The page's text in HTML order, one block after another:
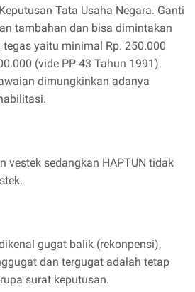
Tata Usaha Negara. Ganti
tambahan dan bisa dimintakan
yaitu minimal Rp. 250.000
(vide PP 43 Tahun 1991).
dimungkinkan adanya
vestek sedangkan HAPTUN tidak
gugat balik (rekonpensi),
dan tergugat adalah tetap
surat keputusan.